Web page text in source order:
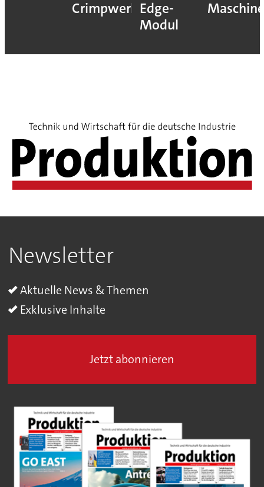
Crimpwerkzeugen
Edge-
Modul
Newsletter
Aktuelle News & Themen
Exklusive Inhalte
Jetzt abonnieren